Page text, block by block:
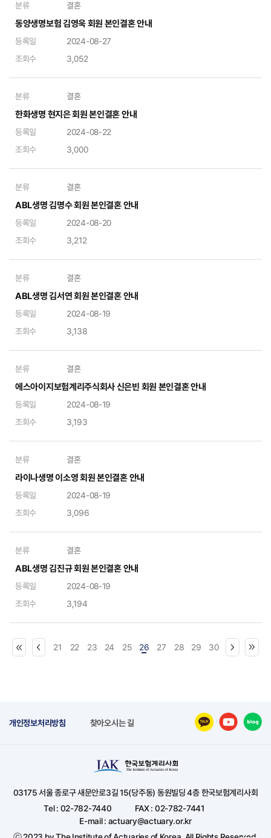
분류 결혼
동양생명보험 김영욱 회원 본인결혼 안내
등록일
2024-08-27
조회수
3,052
분류 결혼
한화생명 현지은 회원 본인결혼 안내
등록일
2024-08-22
조회수
3,000
분류 결혼
ABL생명 김명수 회원 본인결혼 안내
등록일
2024-08-20
조회수
3,212
분류 결혼
ABL생명 김서연 회원 본인결혼 안내
등록일
2024-08-19
조회수
3,138
분류 결혼
에스아이지보험계리주식회사 신은빈 회원 본인결혼 안내
등록일
2024-08-19
조회수
3,193
분류 결혼
라이나생명 이소영 회원 본인결혼 안내
등록일
2024-08-19
조회수
3,096
분류 결혼
ABL생명 김진규 회원 본인결혼 안내
등록일
2024-08-19
조회수
3,194
21 22 23 24 25 26 27 28 29 30
개인정보처리방침 찾아오시는 길
03175 서울 종로구 새문안로3길 15(당주동) 동원빌딩 4층 한국보험계리사회
Tel : 02-782-7440
FAX : 02-782-7441
E-mail : actuary@actuary.or.kr